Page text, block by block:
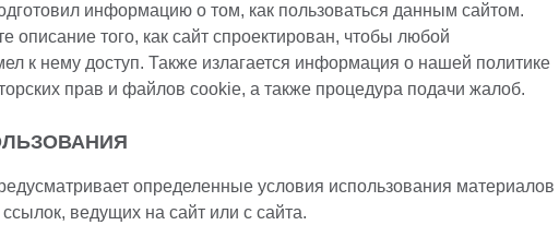
информацию о том, как пользоваться данным сайтом.
описание того, как сайт спроектирован, чтобы любой
к нему доступ. Также излагается информация о нашей политике
прав и файлов cookie, а также процедура подачи жалоб.
определенные условия использования материалов
ведущих на сайт или с сайта.